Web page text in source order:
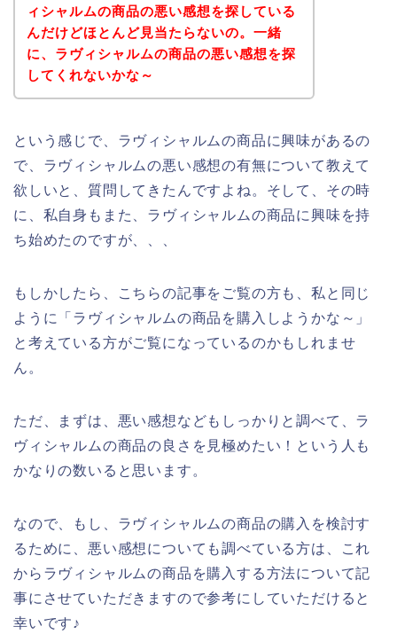
ィシャルムの商品の悪い感想を探している
んだけどほとんど見当たらないの。一緒
に、ラヴィシャルムの商品の悪い感想を探
してくれないかな～
という感じで、ラヴィシャルムの商品に興味があるの
で、ラヴィシャルムの悪い感想の有無について教えて
欲しいと、質問してきたんですよね。そして、その時
に、私自身もまた、ラヴィシャルムの商品に興味を持
ち始めたのですが、、、
もしかしたら、こちらの記事をご覧の方も、私と同じ
ように「ラヴィシャルムの商品を購入しようかな～」
と考えている方がご覧になっているのかもしれませ
ん。
ただ、まずは、悪い感想などもしっかりと調べて、ラ
ヴィシャルムの商品の良さを見極めたい！という人も
かなりの数いると思います。
なので、もし、ラヴィシャルムの商品の購入を検討す
るために、悪い感想についても調べている方は、これ
からラヴィシャルムの商品を購入する方法について記
事にさせていただきますので参考にしていただけると
幸いです♪